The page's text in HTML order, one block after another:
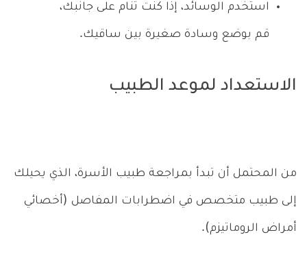
استخدم الوسائد، إذا كنت تنام على جانبك،
قم بوضع وسادة صغيرة بين ساقيك.
الاستعداد لموعد الطبيب
من المحتمل أن تبدأ بمراجعة طبيب الأسرة، الذي يحيلك
إلى طبيب متخصص في اضطرابات المفاصل (أخصائي
أمراض الروماتيزم).